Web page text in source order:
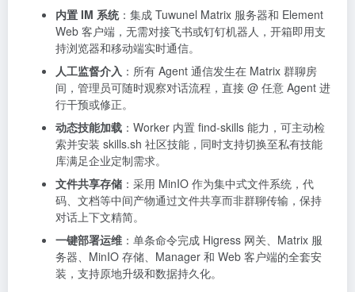
内置 IM 系统：集成 Tuwunel Matrix 服务器和 Element
Web 客户端，无需对接飞书或钉钉机器人，开箱即用支
持浏览器和移动端实时通信。
人工监督介入 ：所有 Agent 通信发生在 Matrix 群聊房
间，管理员可随时观察对话流程，直接 @ 任意 Agent 进
行干预或修正。
动态技能加载 ：Worker 内置 find-skills 能力，可主动检
索并安装 skills.sh 社区技能，同时支持切换至私有技能
库满足企业定制需求。
文件共享存储 ：采用 MinIO 作为集中式文件系统，代
码、文档等中间产物通过文件共享而非群聊传输，保持
对话上下文精简。
一键部署运维 ：单条命令完成 Higress 网关、Matrix 服
务器、MinIO 存储、Manager 和 Web 客户端的全套安
装，支持原地升级和数据持久化。